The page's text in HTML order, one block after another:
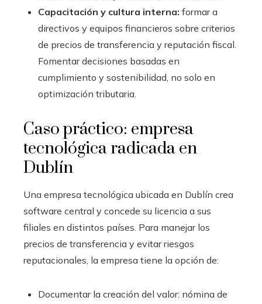
Capacitación y cultura interna: formar a
directivos y equipos financieros sobre criterios
de precios de transferencia y reputación fiscal.
Fomentar decisiones basadas en
cumplimiento y sostenibilidad, no solo en
optimización tributaria.
Caso práctico: empresa
tecnológica radicada en
Dublín
Una empresa tecnológica ubicada en Dublín crea
software central y concede su licencia a sus
filiales en distintos países. Para manejar los
precios de transferencia y evitar riesgos
reputacionales, la empresa tiene la opción de:
Documentar la creación del valor: nómina de